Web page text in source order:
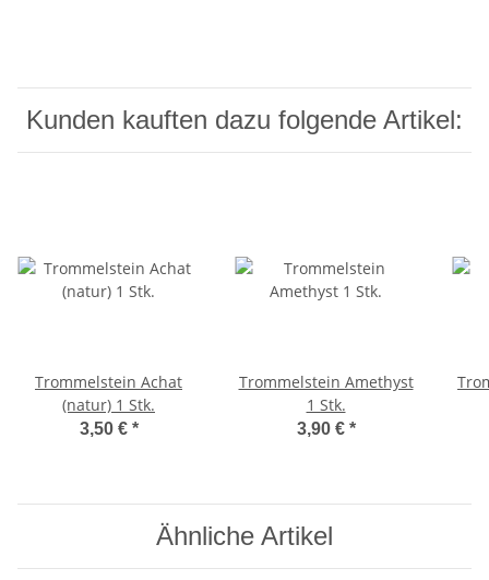
Kunden kauften dazu folgende Artikel:
Trommelstein Achat
(natur) 1 Stk.
3,50 € *
Trommelstein Amethyst
1 Stk.
3,90 € *
Ähnliche Artikel